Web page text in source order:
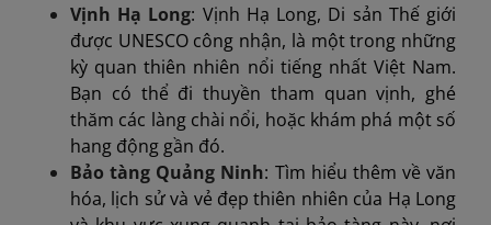
Vịnh Hạ Long: Vịnh Hạ Long, Di sản Thế giới
được UNESCO công nhận, là một trong những
kỳ quan thiên nhiên nổi tiếng nhất Việt Nam.
Bạn có thể đi thuyền tham quan vịnh, ghé
thăm các làng chài nổi, hoặc khám phá một số
hang động gần đó.
Bảo tàng Quảng Ninh: Tìm hiểu thêm về văn
hóa, lịch sử và vẻ đẹp thiên nhiên của Hạ Long